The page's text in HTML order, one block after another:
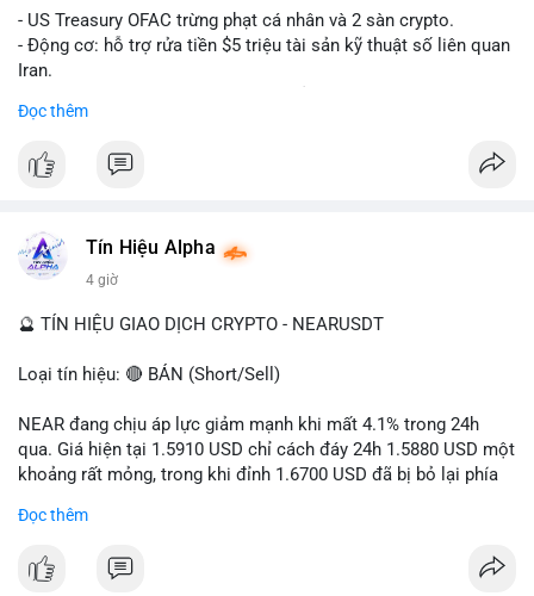
- US Treasury OFAC trừng phạt cá nhân và 2 sàn crypto.
- Động cơ: hỗ trợ rửa tiền $5 triệu tài sản kỹ thuật số liên quan
Iran.
- Tác động: rủi ro cho thị trường crypto, tăng áp lực pháp lý.
#binancesquare
#vlikevn #titanbot
📰 Nguồn: Cointelegraph
Đọc thêm
Tín Hiệu Alpha
4 giờ
🔮 TÍN HIỆU GIAO DỊCH CRYPTO - NEARUSDT
Loại tín hiệu: 🔴 BÁN (Short/Sell)
NEAR đang chịu áp lực giảm mạnh khi mất 4.1% trong 24h
qua. Giá hiện tại 1.5910 USD chỉ cách đáy 24h 1.5880 USD một
khoảng rất mỏng, trong khi đỉnh 1.6700 USD đã bị bỏ lại phía
kiểm soát hoàn toàn. Khối lượng giao dịch 10.29 triệu NEAR
tiếp diễn.
Đọc thêm